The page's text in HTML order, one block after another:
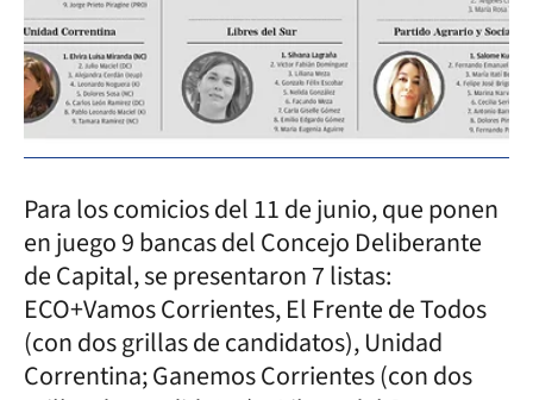
Para los comicios del 11 de junio, que ponen
en juego 9 bancas del Concejo Deliberante
de Capital, se presentaron 7 listas:
ECO+Vamos Corrientes, El Frente de Todos
(con dos grillas de candidatos), Unidad
Correntina; Ganemos Corrientes (con dos